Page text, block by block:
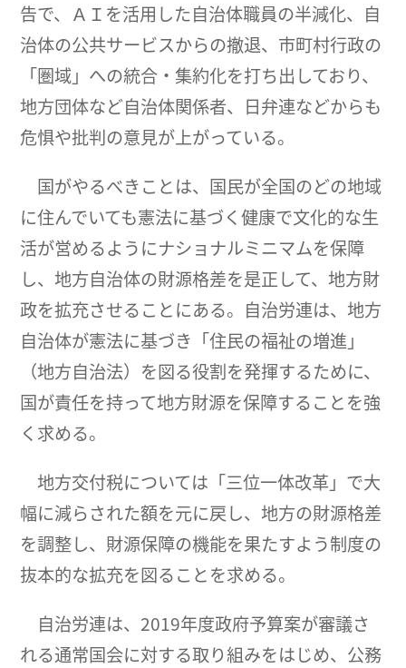
告で、ＡＩを活用した自治体職員の半減化、自
治体の公共サービスからの撤退、市町村行政の
「圏域」への統合・集約化を打ち出しており、
地方団体など自治体関係者、日弁連などからも
危惧や批判の意見が上がっている。
国がやるべきことは、国民が全国のどの地域
に住んでいても憲法に基づく健康で文化的な生
活が営めるようにナショナルミニマムを保障
し、地方自治体の財源格差を是正して、地方財
政を拡充させることにある。自治労連は、地方
自治体が憲法に基づき「住民の福祉の増進」
（地方自治法）を図る役割を発揮するために、
国が責任を持って地方財源を保障することを強
く求める。
地方交付税については「三位一体改革」で大
幅に減らされた額を元に戻し、地方の財源格差
を調整し、財源保障の機能を果たすよう制度の
抜本的な拡充を図ることを求める。
自治労連は、2019年度政府予算案が審議さ
れる通常国会に対する取り組みをはじめ、公務